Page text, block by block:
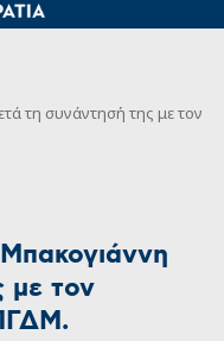
τη συνάντησή της με τον
με τον